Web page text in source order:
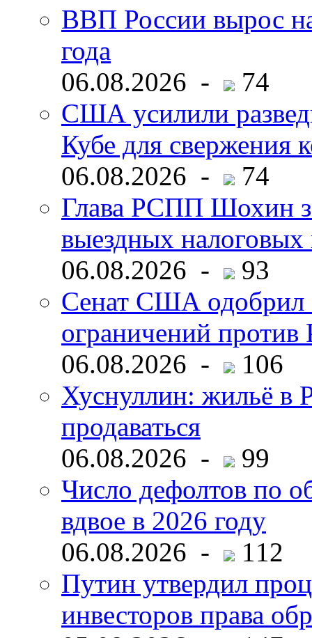
ВВП России вырос
года
06.08.2026 -
74
США усилили
Кубе для свержения
06.08.2026 -
74
Глава РСПП Шохин
выездных налоговых
06.08.2026 -
93
Сенат США одобрил
ограничений
06.08.2026 -
106
Хуснуллин: жильё в
продаваться
06.08.2026 -
99
Число дефолтов по
вдвое в 2026 году
06.08.2026 -
112
Путин утвердил
инвесторов права